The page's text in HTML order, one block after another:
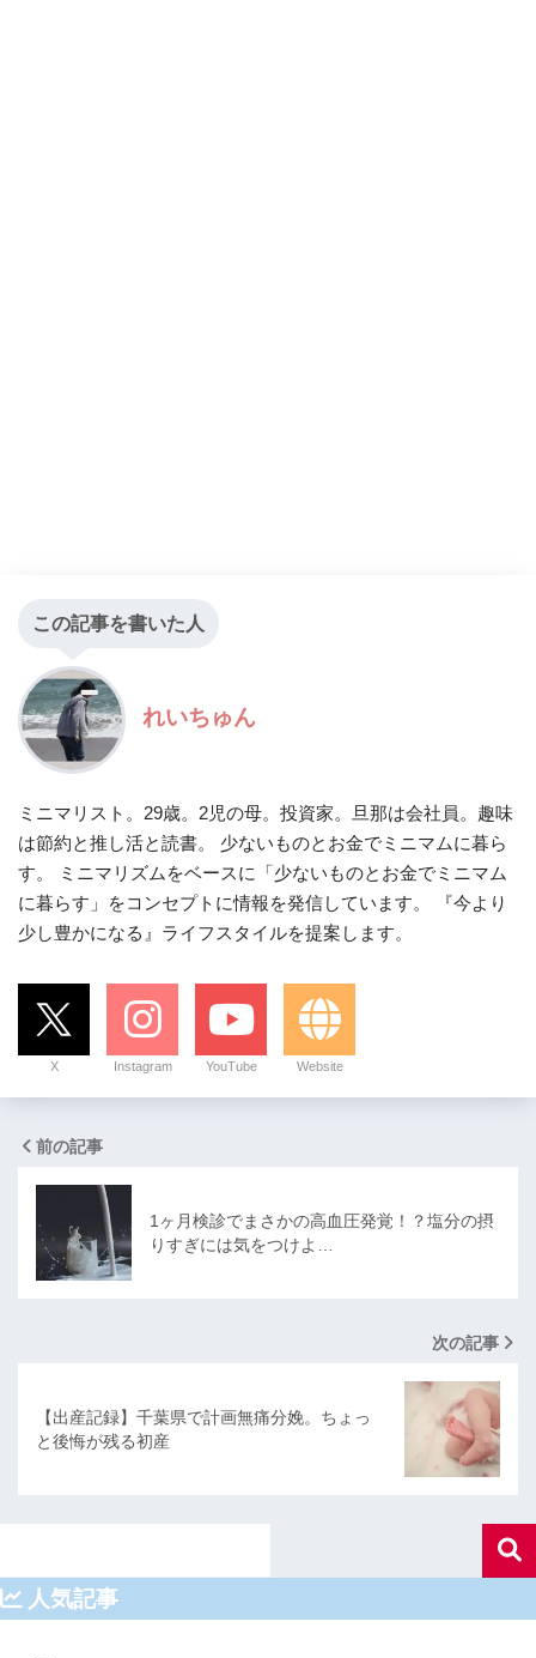
この記事を書いた人
れいちゅん
ミニマリスト。29歳。2児の母。投資家。旦那は会社員。趣味
は節約と推し活と読書。 少ないものとお金でミニマムに暮ら
す。 ミニマリズムをベースに「少ないものとお金でミニマム
に暮らす」をコンセプトに情報を発信しています。 『今より
少し豊かになる』ライフスタイルを提案します。
X Instagram YouTube Website
前の記事
1ヶ月検診でまさかの高血圧発覚！？塩分の摂
りすぎには気をつけよ…
次の記事
【出産記録】千葉県で計画無痛分娩。ちょっ
と後悔が残る初産
人気記事